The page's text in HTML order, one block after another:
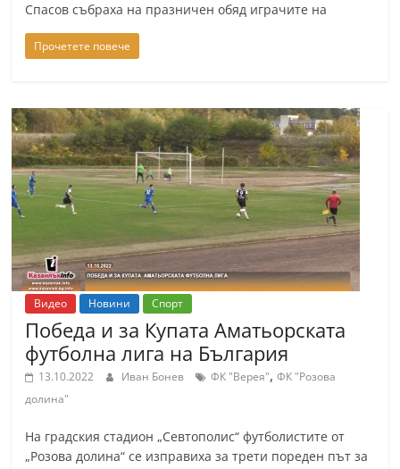
Спасов събраха на празничен обяд играчите на
Прочетете повече
Видео Новини Спорт
Победа и за Купата Аматьорската
футболна лига на България
13.10.2022 Иван Бонев ФК "Верея",ФК "Розова
долина"
На градския стадион „Севтополис“ футболистите от
„Розова долина“ се изправиха за трети пореден път за